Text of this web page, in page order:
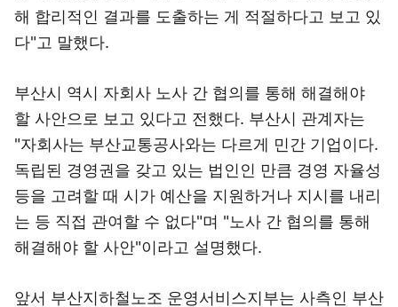
해 합리적인 결과를 도출하는 게 적절하다고 보고 있
다"고 말했다.
부산시 역시 자회사 노사 간 협의를 통해 해결해야
할 사안으로 보고 있다고 전했다. 부산시 관계자는
"자회사는 부산교통공사와는 다르게 민간 기업이다.
독립된 경영권을 갖고 있는 법인인 만큼 경영 자율성
등을 고려할 때 시가 예산을 지원하거나 지시를 내리
는 등 직접 관여할 수 없다"며 "노사 간 협의를 통해
해결해야 할 사안"이라고 설명했다.
앞서 부산지하철노조 운영서비스지부는 사측인 부산